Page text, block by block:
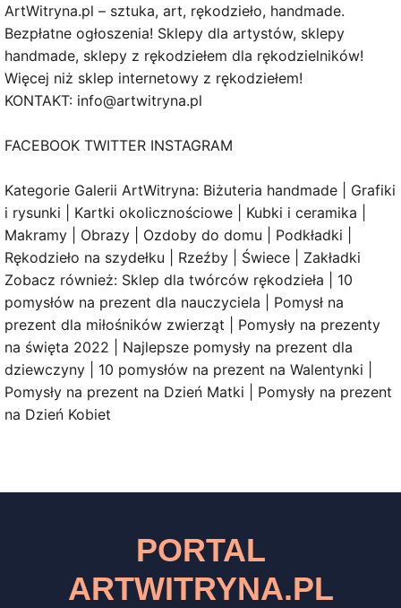
ArtWitryna.pl – sztuka, art, rękodzieło, handmade.
Bezpłatne ogłoszenia! Sklepy dla artystów, sklepy
handmade, sklepy z rękodziełem dla rękodzielników!
Więcej niż sklep internetowy z rękodziełem!
KONTAKT: info@artwitryna.pl
FACEBOOK TWITTER INSTAGRAM
Kategorie Galerii ArtWitryna: Biżuteria handmade | Grafiki
i rysunki | Kartki okolicznościowe | Kubki i ceramika |
Makramy | Obrazy | Ozdoby do domu | Podkładki |
Rękodzieło na szydełku | Rzeźby | Świece | Zakładki
Zobacz również: Sklep dla twórców rękodzieła | 10
pomysłów na prezent dla nauczyciela | Pomysł na
prezent dla miłośników zwierząt | Pomysły na prezenty
na święta 2022 | Najlepsze pomysły na prezent dla
dziewczyny | 10 pomysłów na prezent na Walentynki |
Pomysły na prezent na Dzień Matki | Pomysły na prezent
na Dzień Kobiet
PORTAL
ARTWITRYNA.PL